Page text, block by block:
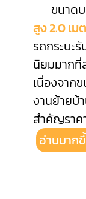
ขนาดบ
สูง 2.0 เม
รถกระบะ
นิยมมากที่
เนื่องจาก
งานย้ายบ้
สำคัญราค
อ่านมาก